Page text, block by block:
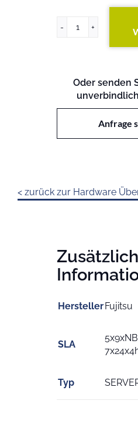
PRIMERGY
Oder senden
Anfrage
< zurück zur Hardware
HerstellerFujitsu
SLA
Typ